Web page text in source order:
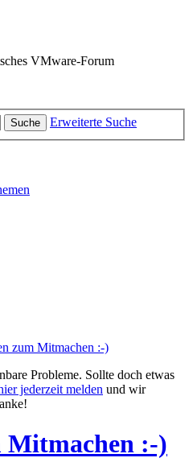
VMware-Forum
Suche Erweiterte Suche
zum Mitmachen :-)
Probleme. Sollte doch etwas
jederzeit melden und wir
Mitmachen :-)